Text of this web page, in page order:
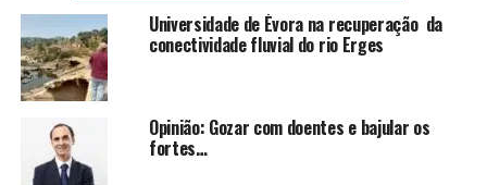
Universidade de Évora na recuperação da
conectividade fluvial do rio Erges
Opinião: Gozar com doentes e bajular os
fortes…